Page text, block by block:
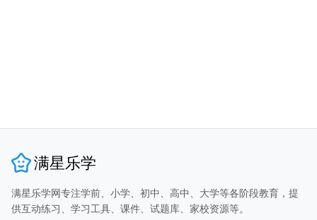
满星乐学
满星乐学网专注学前、小学、初中、高中、大学等各阶段教育，提
供互动练习、学习工具、课件、试题库、家校资源等。